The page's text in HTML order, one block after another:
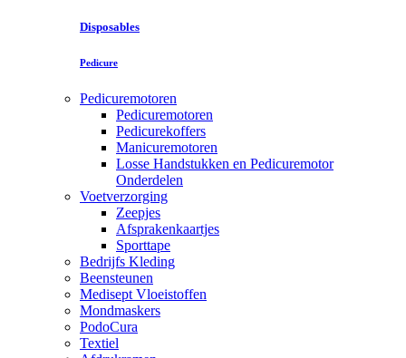
Disposables
Pedicure
Pedicuremotoren
Pedicuremotoren
Pedicurekoffers
Manicuremotoren
Losse Handstukken en Pedicuremotor
Onderdelen
Voetverzorging
Zeepjes
Afsprakenkaartjes
Sporttape
Bedrijfs Kleding
Beensteunen
Medisept Vloeistoffen
Mondmaskers
PodoCura
Textiel